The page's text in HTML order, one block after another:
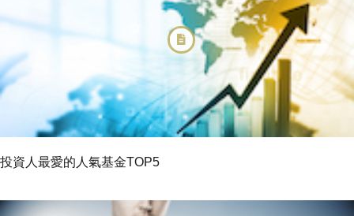
投資人最愛的人氣基金TOP5